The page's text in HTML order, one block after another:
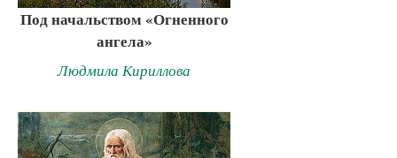
Под начальством «Огненного
ангела»
Людмила Кириллова